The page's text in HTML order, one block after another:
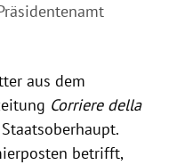
aus dem
Corriere della
betrifft,